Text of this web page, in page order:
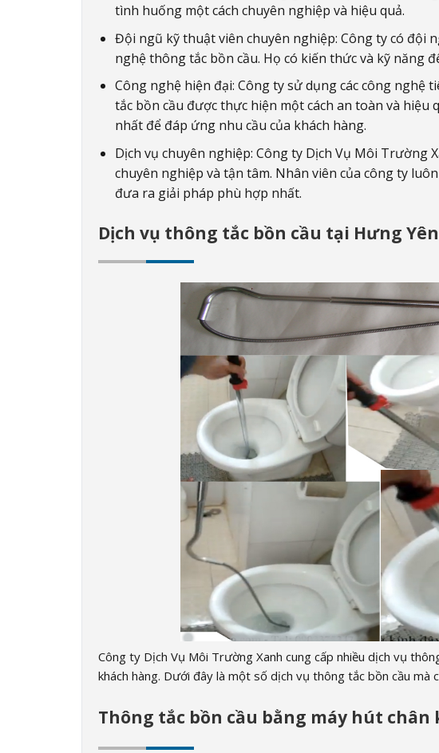
tình huống một cách chuyên nghiệp và hiệu quả.
Đội ngũ kỹ thuật viên chuyên nghiệp: Công ty có đội
nghệ thông tắc bồn cầu. Họ có kiến thức và kỹ năng
Công nghệ hiện đại: Công ty sử dụng các công nghệ
tắc bồn cầu được thực hiện một cách an toàn và
nhất để đáp ứng nhu cầu của khách hàng.
Dịch vụ chuyên nghiệp: Công ty Dịch Vụ Môi Trường
chuyên nghiệp và tận tâm. Nhân viên của công ty
đưa ra giải pháp phù hợp nhất.
Dịch vụ thông tắc bồn cầu tại Hưng Yên
Công ty Dịch Vụ Môi Trường Xanh cung cấp nhiều dịch vụ
khách hàng. Dưới đây là một số dịch vụ thông tắc bồn cầu mà
Thông tắc bồn cầu bằng máy hút chân